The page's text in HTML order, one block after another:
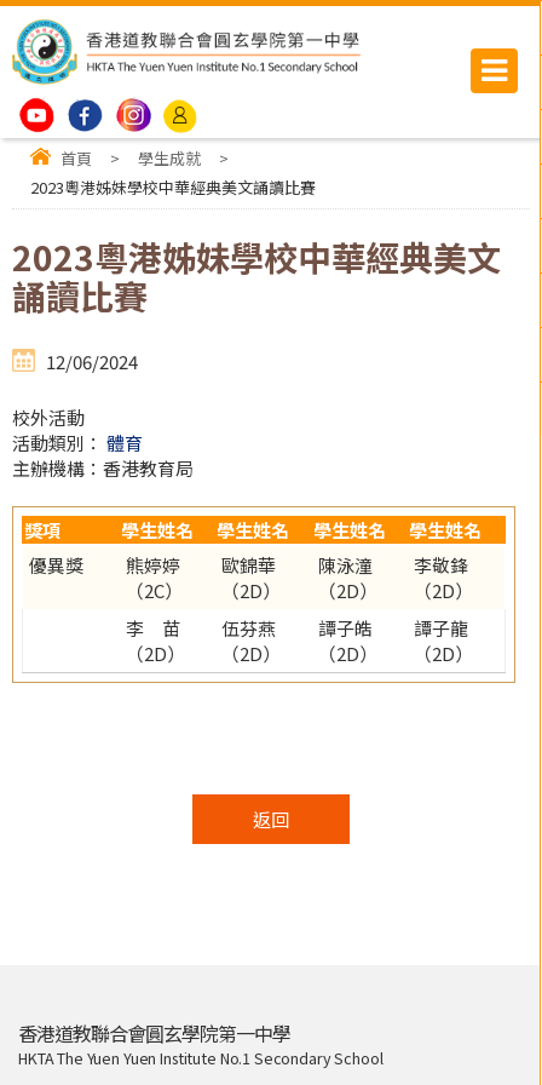
首頁 > 學生成就
>
2023粵港姊妹學校中華經典美文誦讀比賽
2023粵港姊妹學校中華經典美文
誦讀比賽
12/06/2024
校外活動
活動類別： 體育
主辦機構：香港教育局
獎項 學生姓名 學生姓名 學生姓名
學生姓名
優異獎
熊婷婷
（2C）
歐錦華
（2D）
陳泳潼
（2D）
李敬鋒
（2D）
李 苗
（2D）
伍芬燕
（2D）
譚子皓
（2D）
譚子龍
（2D）
返回
香港道教聯合會圓玄學院第一中學
HKTA The Yuen Yuen Institute No.1 Secondary School